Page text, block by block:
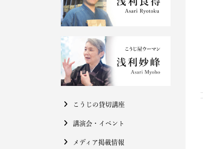
こうじの貸切講座
講演会・イベント
メディア掲載情報